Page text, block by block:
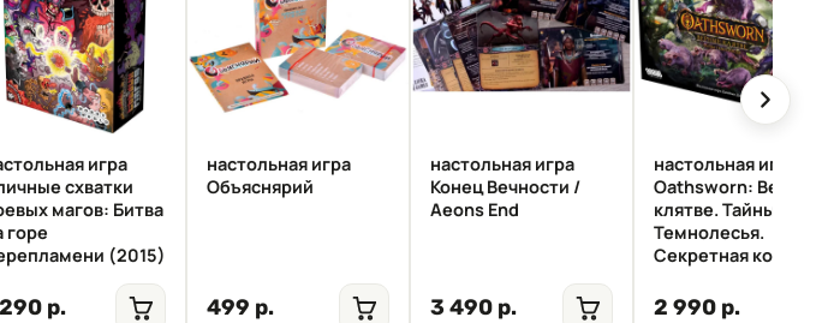
игра
схватки
магов: Битва
горе
(2015)
р.
настольная игра
Объяснярий
499 р.
настольная игра
Конец Вечности /
Aeons End
3 490 р.
настольная игра
Oathsworn: Верные
клятве. Тайны
Темнолесья.
Секретная коробка 1
2 990 р.